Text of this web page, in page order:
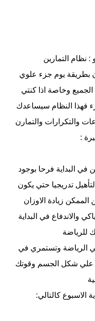
نظام التمارين
بطريقة يوم جزء علوي
وخاصة اذا كنتي
فهذا النظام سيساعدك
والتكرارات والتمارن
:
في البداية فرحا بوجود
تدريجيا حتي يكون
الممكن زيادة الاوزان
والاندفاع في البداية
الرياضة وتستمري في
علي شكل الجسم وقوتك
الاسبوع كالتالي: